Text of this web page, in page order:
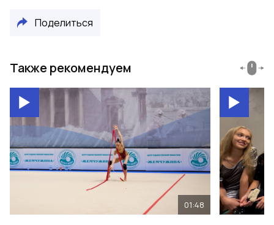
Поделиться
Также рекомендуем
01:48